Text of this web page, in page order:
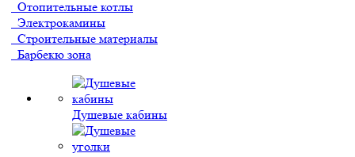
Отопительные котлы
Электрокамины
Строительные материалы
Барбекю зона
Душевые кабины